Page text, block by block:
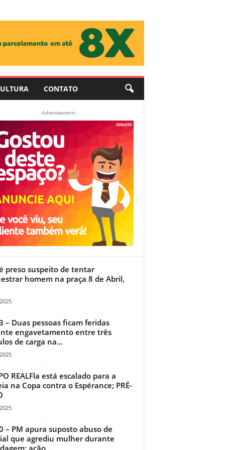
CONTATO
- Advertisement -
preso suspeito de tentar
homem na praça 8 de Abril,
– Duas pessoas ficam feridas
engavetamento entre três
de carga na...
REALFla está escalado para a
na Copa contra o Espérance; PRÉ-
– PM apura suposto abuso de
que agrediu mulher durante
ação...